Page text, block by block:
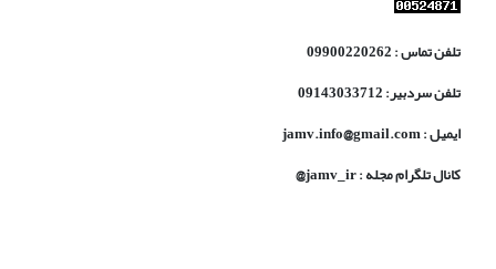
تلفن تماس : 09900220262
تلفن سردبیر: 09143033712
ایمیل : jamv.info@gmail.com
کانال تلگرام مجله : jamv_ir@